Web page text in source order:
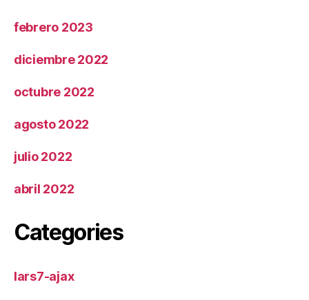
febrero 2023
diciembre 2022
octubre 2022
agosto 2022
julio 2022
abril 2022
Categories
lars7-ajax